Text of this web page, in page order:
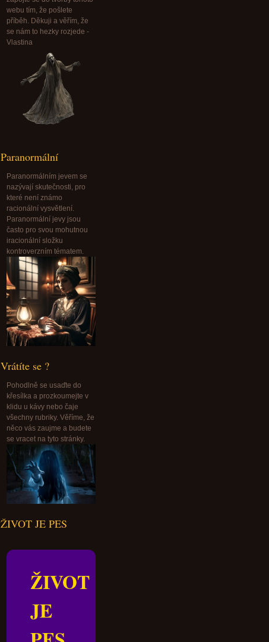
webu tím, že pošlete
příběh. Děkuji a věřím, že
se nám to hezky rozjede -
Vlastina
Paranormální
Paranormálním jevem se
nazývají skutečnosti, pro
které není známo
racionální vysvětlení.
Paranormální jevy jsou
často pro svou mohutnou
iracionální složku
kontroverzním tématem.
Vrátíte se ?
Pohodlně se usaďte do
křesílka a prozkoumejte v
klidu u kávy nebo čaje
všechny rubriky. Věříme, že
něco vás zaujme a budete
se vracet na tyto stránky.
ŽIVOT JE PES
ŽIVOT
JE